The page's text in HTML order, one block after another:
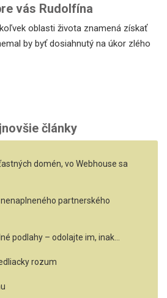
vás Rudolfína
oblasti života znamená získať
by byť dosiahnutý na úkor zlého
články
domén, vo Webhouse sa
partnerského
podlahy – odolajte im, inak…
rozum